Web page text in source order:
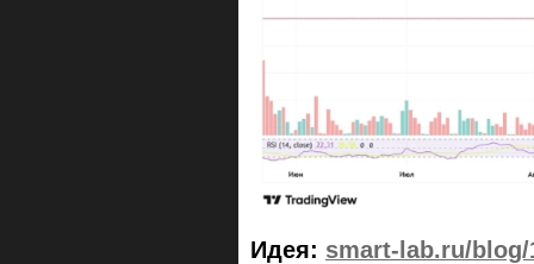
Идея: smart-lab.ru/blog/